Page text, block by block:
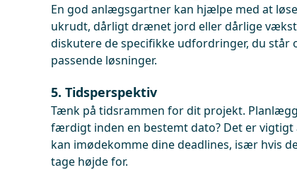
En god anlægsgartner kan hjælpe med at
ukrudt, dårligt drænet jord eller dårlige
diskutere de specifikke udfordringer, du står
passende løsninger.
5. Tidsperspektiv
Tænk på tidsrammen for dit projekt.
færdigt inden en bestemt dato? Det er
kan imødekomme dine deadlines, især hvis
tage højde for.